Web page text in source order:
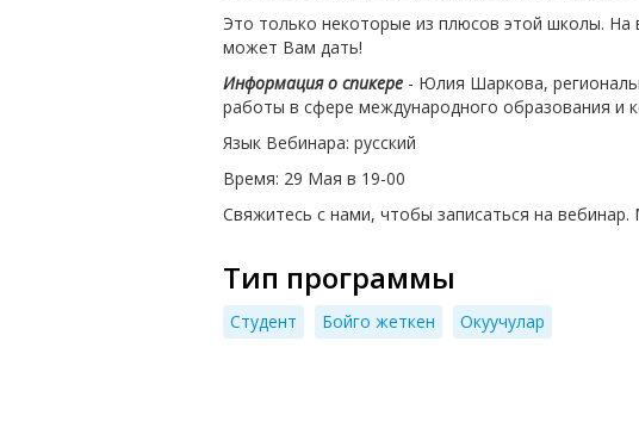
Это только некоторые из плюсов этой школы.
может Вам дать!
Информация о спикере - Юлия Шаркова,
работы в сфере международного образования и
Язык Вебинара: русский
Время: 29 Мая в 19-00
Свяжитесь с нами, чтобы записаться на вебинар.
Тип программы
Cтудент Бойго жеткен Окуучулар